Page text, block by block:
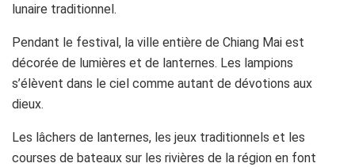
lunaire traditionnel.
Pendant le festival, la ville entière de Chiang Mai est
décorée de lumières et de lanternes. Les lampions
s’élèvent dans le ciel comme autant de dévotions aux
dieux.
Les lâchers de lanternes, les jeux traditionnels et les
courses de bateaux sur les rivières de la région en font